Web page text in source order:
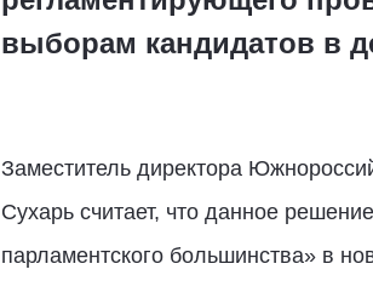
выборам кандидатов в
Заместитель директора
Сухарь считает, что данное
парламентского большинства» в